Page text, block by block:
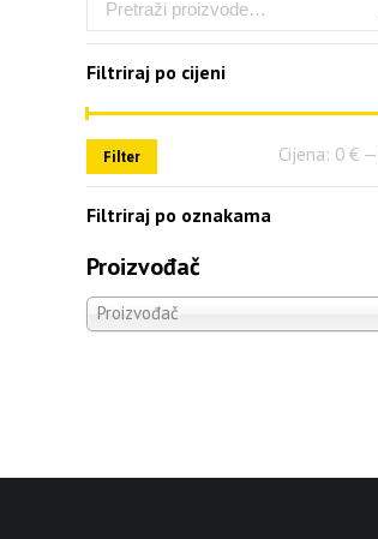
Filtriraj po cijeni
Filter Cijena: 0 € —
Filtriraj po oznakama
Proizvođač
Proizvođač